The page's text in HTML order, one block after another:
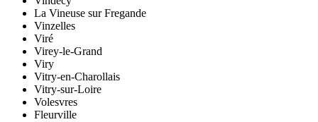
La Vineuse sur Fregande
Vinzelles
Viré
Virey-le-Grand
Viry
Vitry-en-Charollais
Vitry-sur-Loire
Volesvres
Fleurville